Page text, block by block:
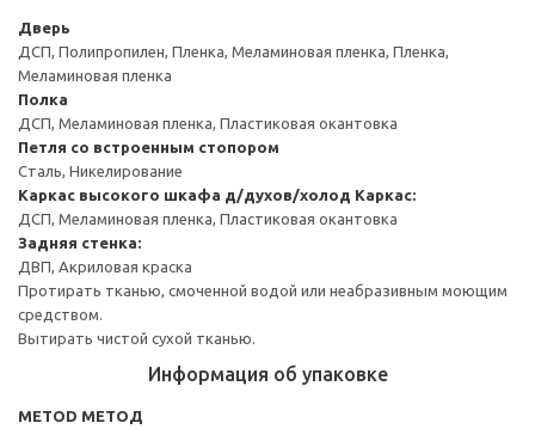
Дверь
ДСП, Полипропилен, Пленка, Меламиновая пленка, Пленка,
Меламиновая пленка
Полка
ДСП, Меламиновая пленка, Пластиковая окантовка
Петля со встроенным стопором
Сталь, Никелирование
Каркас высокого шкафа д/духов/холод Каркас:
ДСП, Меламиновая пленка, Пластиковая окантовка
Задняя стенка:
ДВП, Акриловая краска
Протирать тканью, смоченной водой или неабразивным моющим
средством.
Вытирать чистой сухой тканью.
Информация об упаковке
METOD МЕТОД